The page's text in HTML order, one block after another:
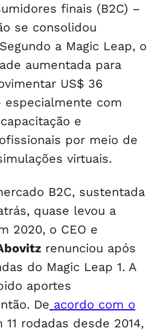
finais (B2C) –
se consolidou
a Magic Leap, o
aumentada para
US$ 36
especialmente com
e
por meio de
virtuais.
B2C, sustentada
quase levou a
2020, o CEO e
renunciou após
do Magic Leap 1. A
aportes
De acordo com o
11 rodadas desde 2014,